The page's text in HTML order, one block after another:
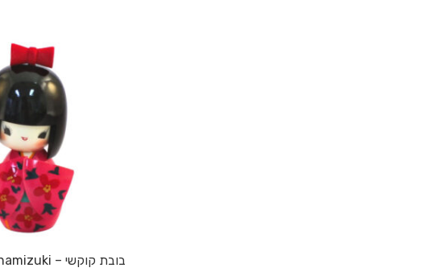
הוספה לסלבובת קוקשי – Kokeshi Hanamizuki